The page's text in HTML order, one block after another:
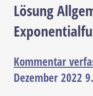
Lösung
Kommentar
Dezember 2022